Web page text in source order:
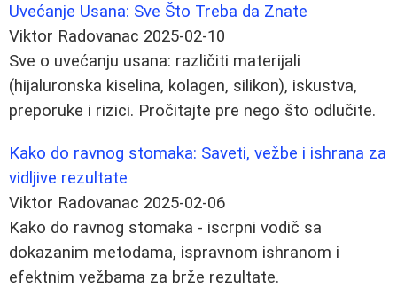
Uvećanje Usana: Sve Što Treba da Znate
Viktor Radovanac 2025-02-10
Sve o uvećanju usana: različiti materijali
(hijaluronska kiselina, kolagen, silikon), iskustva,
preporuke i rizici. Pročitajte pre nego što odlučite.
Kako do ravnog stomaka: Saveti, vežbe i ishrana za
vidljive rezultate
Viktor Radovanac 2025-02-06
Kako do ravnog stomaka - iscrpni vodič sa
dokazanim metodama, ispravnom ishranom i
efektnim vežbama za brže rezultate.